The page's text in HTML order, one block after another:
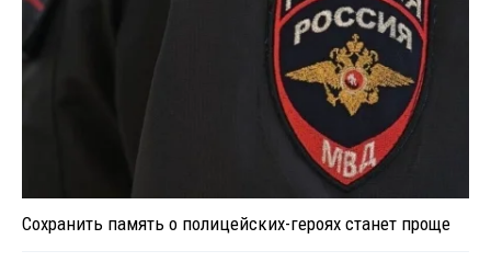
Сохранить память о полицейских-героях станет проще